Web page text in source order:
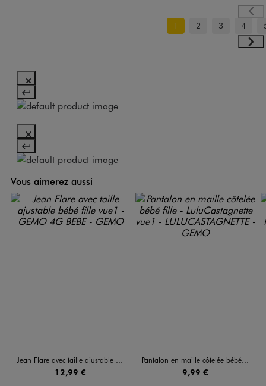
1 2 3 4
Vous aimerez aussi
Jean Flare avec taille ajustable bébé fille
12,99 €
Pantalon en maille côtelée bébé fille - LuluCastagnette
9,99 €